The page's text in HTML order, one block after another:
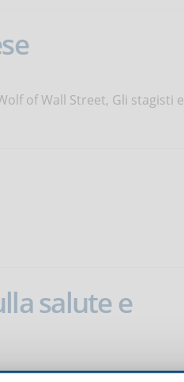
of Wall Street, Gli stagisti e
salute e